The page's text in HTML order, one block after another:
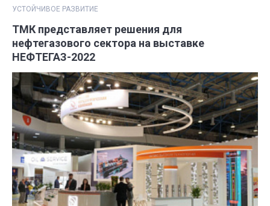
УСТОЙЧИВОЕ РАЗВИТИЕ
ТМК представляет решения для
нефтегазового сектора на выставке
НЕФТЕГАЗ-2022